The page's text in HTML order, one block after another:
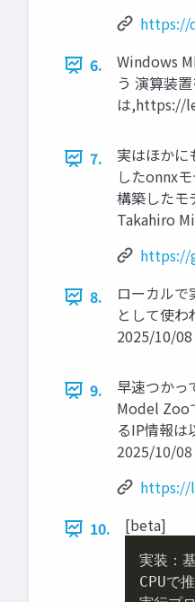
https://
6.
Windows
う 演算装
は,https://
7.
実はほか
したonnx
構築した
Takahiro
https://
8.
ローカル
として使
2025/10/
9.
早速つか
Model Zoo
るIP情報
2025/10/
https://
10.
[beta]
実装：
CPUで